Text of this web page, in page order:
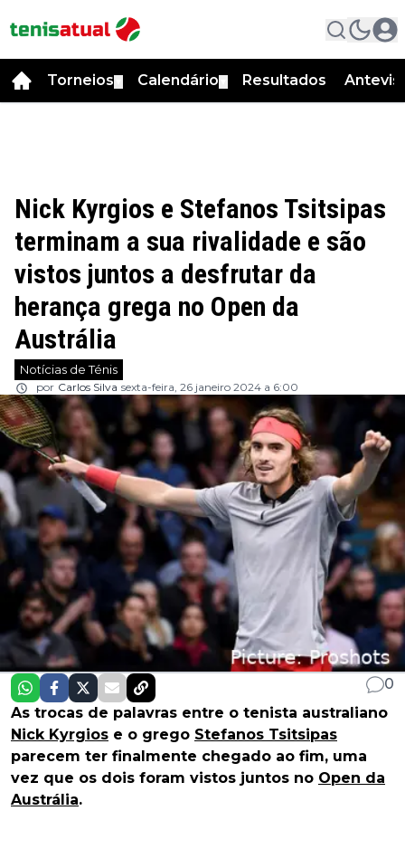
Torneios Calendário Resultados
Nick Kyrgios e Stefanos Tsitsipas
terminam a sua rivalidade e são
vistos juntos a desfrutar da
herança grega no Open da
Austrália
Notícias de Ténis
por Carlos Silva sexta-feira, 26 janeiro 2024 a 6:00
0
As trocas de palavras entre o tenista australiano
Nick Kyrgios e o grego Stefanos Tsitsipas
parecem ter finalmente chegado ao fim, uma
vez que os dois foram vistos juntos no Open da
Austrália.